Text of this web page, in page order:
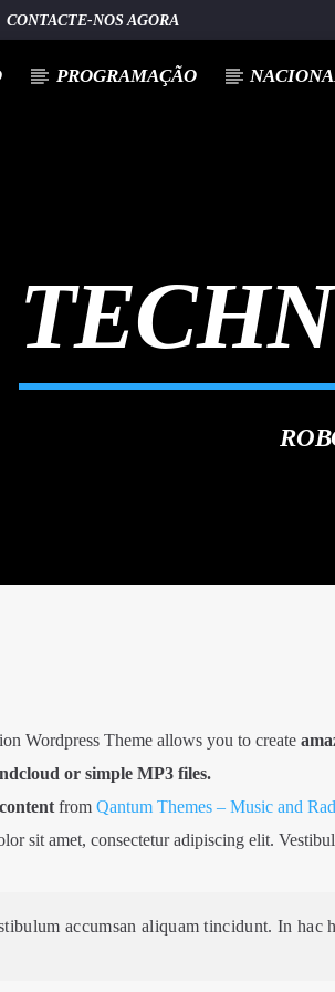
CONTACTE-NOS AGORA
PROGRAMAÇÃO
Wordpress Theme allows you to create
or simple MP3 files.
from Qantum Themes – Music and
sit amet, consectetur adipiscing elit.
accumsan aliquam tincidunt. In hac